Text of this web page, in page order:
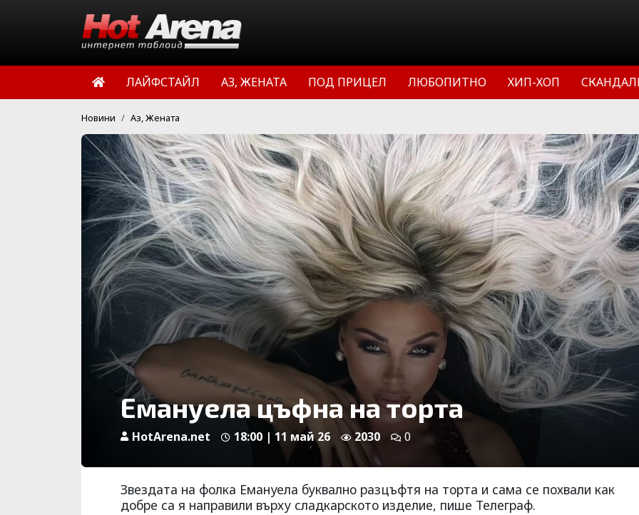
ЛАЙФСТАЙЛ АЗ, ЖЕНАТА ПОД ПРИЦЕЛ ЛЮБОПИТНО ХИП-ХОП
Новини Аз, Жената
Емануела цъфна на торта
HotArena.net 18:00 | 11 май 26 2030 0
Звездата на фолка Емануела буквално разцъфтя на торта и сама се похвали как
добре са я направили върху сладкарското изделие, пише Телеграф.